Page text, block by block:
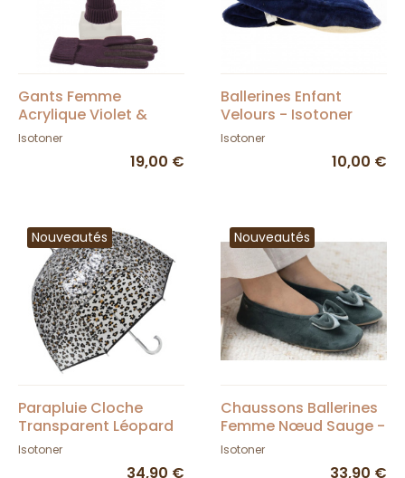
Gants Femme
Acrylique Violet &
Marron - Isotoner
Isotoner
19,00 €
Ballerines Enfant
Velours - Isotoner
Isotoner
10,00 €
Nouveautés
Parapluie Cloche
Transparent Léopard
Noir - Isotoner
Isotoner
34,90 €
Nouveautés
Chaussons Ballerines
Femme Nœud Sauge -
Isotoner
Isotoner
33,90 €